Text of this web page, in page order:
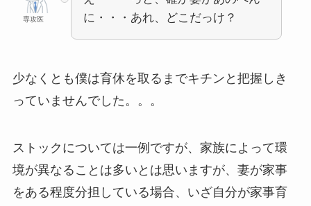
専攻医
に・・・あれ、どこだっけ？
少なくとも僕は育休を取るまでキチンと把握しき
っていませんでした。。。
ストックについては一例ですが、家族によって環
境が異なることは多いとは思いますが、妻が家事
をある程度分担している場合、いざ自分が家事育